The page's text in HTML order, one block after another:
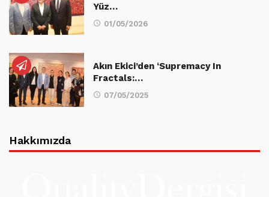
Yüz…
01/05/2026
Akın Ekici’den ‘Supremacy In
Fractals:…
07/05/2025
Hakkımızda